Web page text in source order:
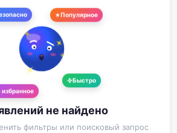
Популярное
Быстро
избранное
не найдено
фильтры или поисковый запрос